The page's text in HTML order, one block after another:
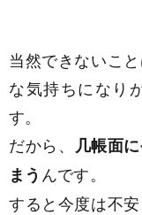
当然できないこ
な気持ちになり
す。
だから、 几帳面
まう んです。
すると今度は不